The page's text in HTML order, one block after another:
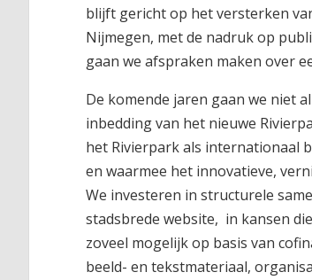
blijft gericht op het versterken
Nijmegen, met de nadruk op
gaan we afspraken maken over
De komende jaren gaan we niet
inbedding van het nieuwe
het Rivierpark als internationaal
en waarmee het innovatieve,
We investeren in structurele
stadsbrede website, in kansen
zoveel mogelijk op basis van
beeld- en tekstmateriaal,